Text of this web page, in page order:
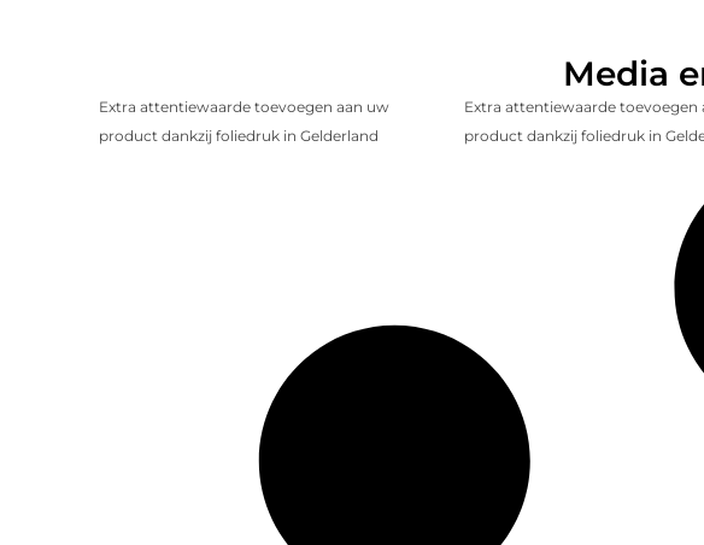
Media
Extra attentiewaarde toevoegen aan uw
product dankzij foliedruk in Gelderland
Extra attentiewaarde toevoegen
product dankzij foliedruk in